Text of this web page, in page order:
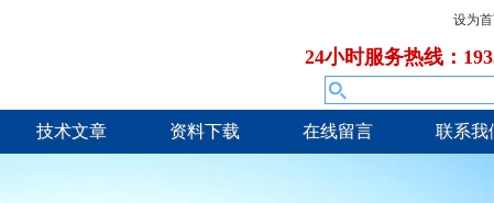
设为
24小时服务热线：
技术文章 资料下载 在线留言 联系我